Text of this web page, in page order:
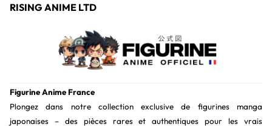
RISING ANIME LTD
Figurine Anime France
Plongez dans notre collection exclusive de figurines manga
japonaises – des pièces rares et authentiques pour les vrais